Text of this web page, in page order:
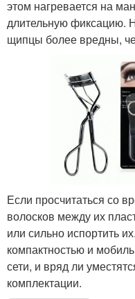
этом нагревается на
длительную фиксацию.
щипцы более вредны,
Если просчитаться со
волосков между их
или сильно испортить
компактностью и
сети, и вряд ли
комплектации.